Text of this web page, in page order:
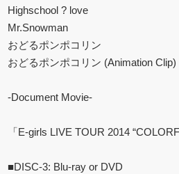
Highschool ? love
Mr.Snowman
おどるポンポコリン
おどるポンポコリン (Animation Clip)
-Document Movie-
「E-girls LIVE TOUR 2014
■DISC-3: Blu-ray or DVD